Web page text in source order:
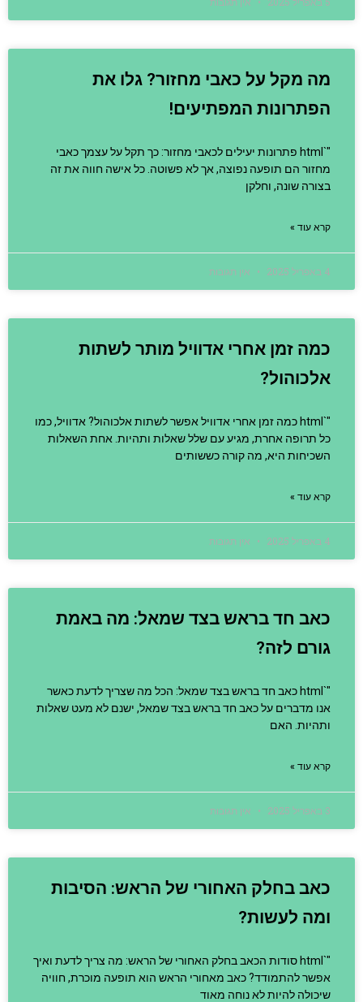
מה מקל על כאבי מחזור? גלו את
הפתרונות המפתיעים!
"`html פתרונות יעילים לכאבי מחזור: כך תקל על עצמך כאבי
מחזור הם תופעה נפוצה, אך לא פשוטה. כל אישה חווה את זה
בצורה שונה, וחלקן
קרא עוד »
4 באפריל 2025 אין תגובות
כמה זמן אחרי אדוויל מותר לשתות
אלכוהול?
"`html כמה זמן אחרי אדוויל אפשר לשתות אלכוהול? אדוויל, כמו
כל תרופה אחרת, מגיע עם שלל שאלות ותהיות. אחת השאלות
השכיחות היא, מה קורה כששותים
קרא עוד »
4 באפריל 2025 אין תגובות
כאב חד בראש בצד שמאל: מה באמת
גורם לזה?
"`html כאב חד בראש בצד שמאל: הכל מה שצריך לדעת כאשר
אנו מדברים על כאב חד בראש בצד שמאל, ישנם לא מעט שאלות
ותהיות. האם
קרא עוד »
3 באפריל 2025 אין תגובות
כאב בחלק האחורי של הראש: הסיבות
ומה לעשות?
"`html סודות הכאב בחלק האחורי של הראש: מה צריך לדעת ואיך
אפשר להתמודד? כאב מאחורי הראש הוא תופעה מוכרת, חוויה
שיכולה להיות לא נוחה מאוד